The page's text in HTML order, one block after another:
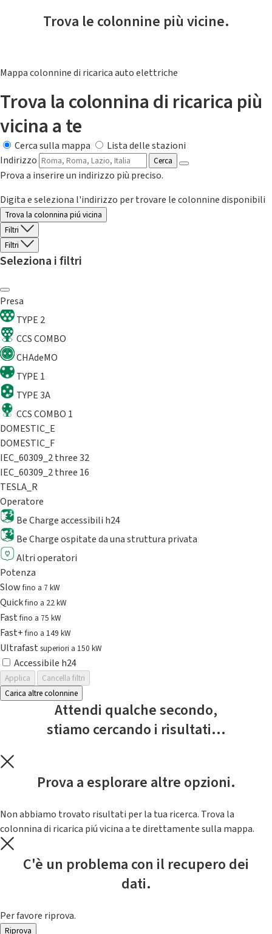
Trova le colonnine più vicine.
Mappa colonnine di ricarica auto elettriche
Trova la colonnina di ricarica più
vicina a te
Cerca sulla mappa
Lista delle stazioni
Indirizzo
Cerca
Prova a inserire un indirizzo più preciso.
Digita e seleziona l'indirizzo per trovare le colonnine disponibili
Trova la colonnina piú vicina
Filtri
Filtri
Seleziona i filtri
Presa
TYPE 2
CCS COMBO
CHAdeMO
TYPE 1
TYPE 3A
CCS COMBO 1
DOMESTIC_E
DOMESTIC_F
IEC_60309_2 three 32
IEC_60309_2 three 16
TESLA_R
Operatore
Be Charge accessibili h24
Be Charge ospitate da una struttura privata
Altri operatori
Potenza
Slowfino a 7 kW
Quickfino a 22 kW
Fastfino a 75 kW
Fast+fino a 149 kW
Ultrafast superiori a 150 kW
Accessibile h24
Applica
Cancella filtri
Carica altre colonnine
Attendi qualche secondo,
stiamo cercando i risultati...
Prova a esplorare altre opzioni.
Non abbiamo trovato risultati per la tua ricerca. Trova la
colonnina di ricarica piú vicina a te direttamente sulla mappa.
C'è un problema con il recupero dei
dati.
Per favore riprova.
Riprova